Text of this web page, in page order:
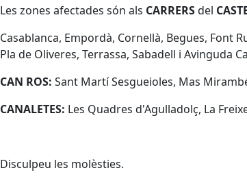
Les zones afectades són als CARRERSdel
Casablanca, Empordà, Cornellà, Begues, Font
Pla de Oliveres, Terrassa, Sabadell i Avinguda
CAN ROS: Sant Martí Sesgueioles, Mas
CANALETES: Les Quadres d'Agulladolç, La
Disculpeu les molèsties.